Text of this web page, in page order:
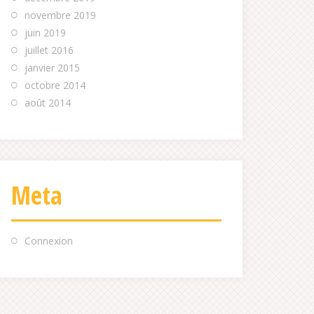
novembre 2019
juin 2019
juillet 2016
janvier 2015
octobre 2014
août 2014
Meta
Connexion